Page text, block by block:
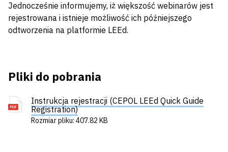
Jednocześnie informujemy, iż większość webinarów jest
rejestrowana i istnieje możliwość ich późniejszego
odtworzenia na platformie LEEd.
Pliki do pobrania
Instrukcja rejestracji (CEPOL LEEd Quick Guide
Registration)
Rozmiar pliku: 407.82 KB